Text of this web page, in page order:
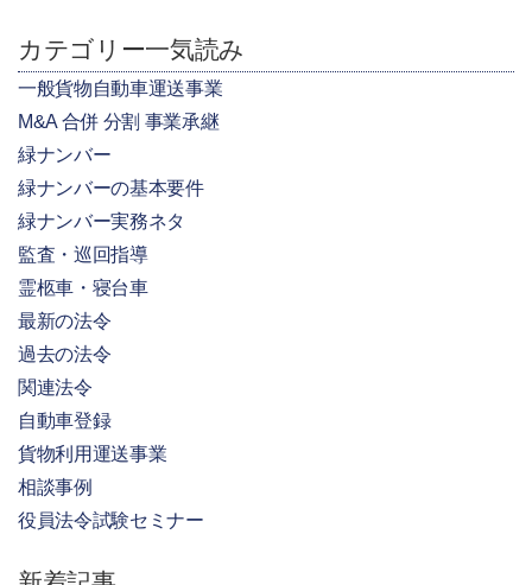
カテゴリー一気読み
一般貨物自動車運送事業
M&A 合併 分割 事業承継
緑ナンバー
緑ナンバーの基本要件
緑ナンバー実務ネタ
監査・巡回指導
霊柩車・寝台車
最新の法令
過去の法令
関連法令
自動車登録
貨物利用運送事業
相談事例
役員法令試験セミナー